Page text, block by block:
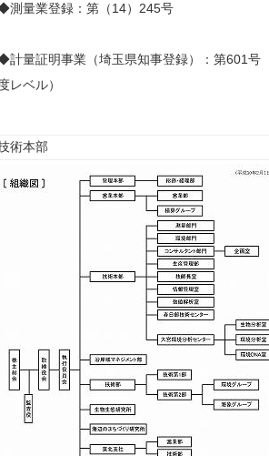
測量業登録：第（14）245号
計量証明事業（埼玉県知事登録）：第601号
度レベル）
術本部